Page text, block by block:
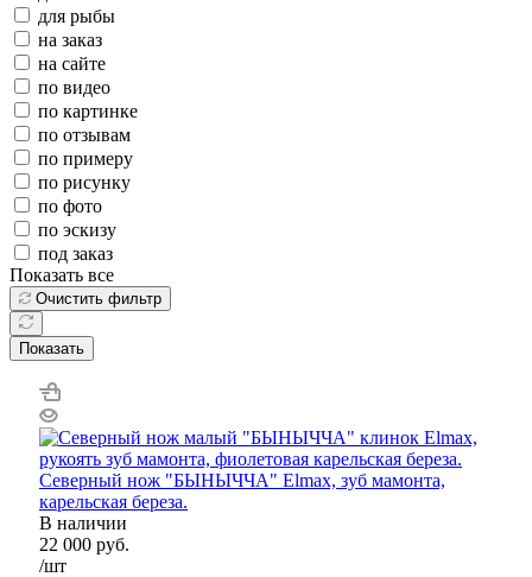
для рыбы
на заказ
на сайте
по видео
по картинке
по отзывам
по примеру
по рисунку
по фото
по эскизу
под заказ
Показать все
Очистить фильтр
Показать
Северный нож "БЫHЫЧЧА" Elmax, зуб мамонта,
карельская береза.
В наличии
22 000 руб.
/шт